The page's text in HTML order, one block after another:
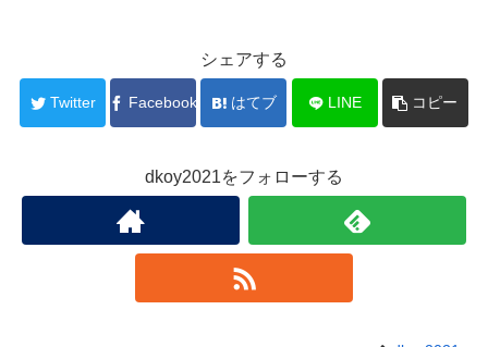
シェアする
Twitter Facebook はてブ LINE コピー
dkoy2021をフォローする